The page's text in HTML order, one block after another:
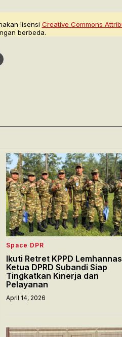
lisensi Creative Commons
berbeda.
Space DPR
Ikuti Retret KPPD
Ketua DPRD Subandi Siap
Tingkatkan Kinerja dan
Pelayanan
April 14, 2026